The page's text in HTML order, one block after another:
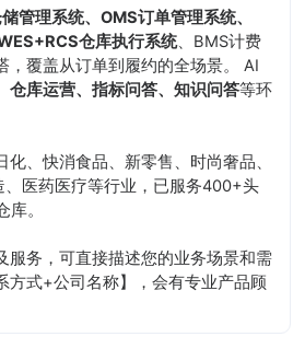
管理系统、OMS订单管理系统、
仓库执行系统、BMS计费
，覆盖从订单到履约的全场景。 AI
仓库运营、指标问答、知识问答等环
、快消食品、新零售、时尚奢品、
、医药医疗等行业，已服务400+头
。
服务，可直接描述您的业务场景和需
方式+公司名称】，会有专业产品顾